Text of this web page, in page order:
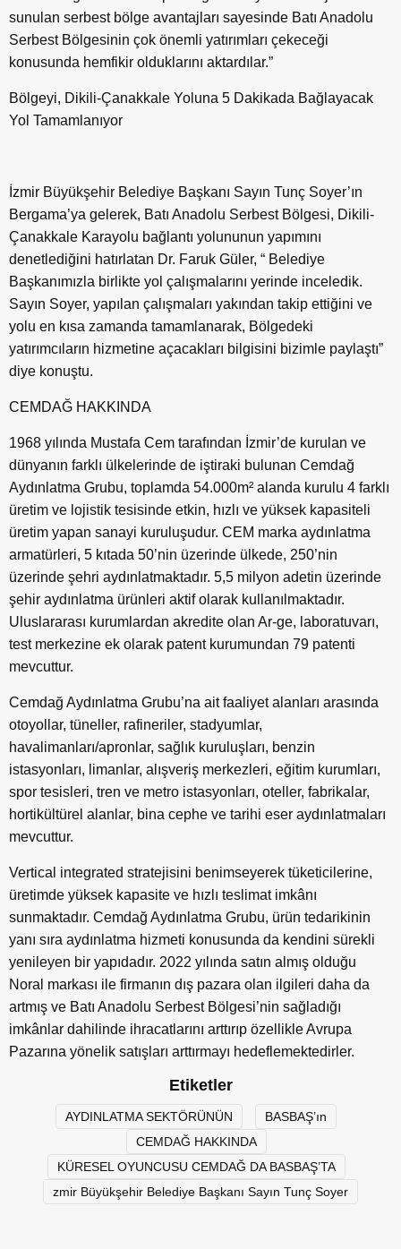
sunulan serbest bölge avantajları sayesinde Batı Anadolu
Serbest Bölgesinin çok önemli yatırımları çekeceği
konusunda hemfikir olduklarını aktardılar.”
Bölgeyi, Dikili-Çanakkale Yoluna 5 Dakikada Bağlayacak
Yol Tamamlanıyor
İzmir Büyükşehir Belediye Başkanı Sayın Tunç Soyer’ın
Bergama’ya gelerek, Batı Anadolu Serbest Bölgesi, Dikili-
Çanakkale Karayolu bağlantı yolununun yapımını
denetlediğini hatırlatan Dr. Faruk Güler, “ Belediye
Başkanımızla birlikte yol çalışmalarını yerinde inceledik.
Sayın Soyer, yapılan çalışmaları yakından takip ettiğini ve
yolu en kısa zamanda tamamlanarak, Bölgedeki
yatırımcıların hizmetine açacakları bilgisini bizimle paylaştı”
diye konuştu.
CEMDAĞ HAKKINDA
1968 yılında Mustafa Cem tarafından İzmir’de kurulan ve
dünyanın farklı ülkelerinde de iştiraki bulunan Cemdağ
Aydınlatma Grubu, toplamda 54.000m² alanda kurulu 4 farklı
üretim ve lojistik tesisinde etkin, hızlı ve yüksek kapasiteli
üretim yapan sanayi kuruluşudur. CEM marka aydınlatma
armatürleri, 5 kıtada 50’nin üzerinde ülkede, 250’nin
üzerinde şehri aydınlatmaktadır. 5,5 milyon adetin üzerinde
şehir aydınlatma ürünleri aktif olarak kullanılmaktadır.
Uluslararası kurumlardan akredite olan Ar-ge, laboratuvarı,
test merkezine ek olarak patent kurumundan 79 patenti
mevcuttur.
Cemdağ Aydınlatma Grubu’na ait faaliyet alanları arasında
otoyollar, tüneller, rafineriler, stadyumlar,
havalimanları/apronlar, sağlık kuruluşları, benzin
istasyonları, limanlar, alışveriş merkezleri, eğitim kurumları,
spor tesisleri, tren ve metro istasyonları, oteller, fabrikalar,
hortikültürel alanlar, bina cephe ve tarihi eser aydınlatmaları
mevcuttur.
Vertical integrated stratejisini benimseyerek tüketicilerine,
üretimde yüksek kapasite ve hızlı teslimat imkânı
sunmaktadır. Cemdağ Aydınlatma Grubu, ürün tedarikinin
yanı sıra aydınlatma hizmeti konusunda da kendini sürekli
yenileyen bir yapıdadır. 2022 yılında satın almış olduğu
Noral markası ile firmanın dış pazara olan ilgileri daha da
artmış ve Batı Anadolu Serbest Bölgesi’nin sağladığı
imkânlar dahilinde ihracatlarını arttırıp özellikle Avrupa
Pazarına yönelik satışları arttırmayı hedeflemektedirler.
Etiketler
AYDINLATMA SEKTÖRÜNÜN
BASBAŞ’ın
CEMDAĞ HAKKINDA
KÜRESEL OYUNCUSU CEMDAĞ DA BASBAŞ’TA
zmir Büyükşehir Belediye Başkanı Sayın Tunç Soyer